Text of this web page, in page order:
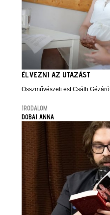
ÉLVEZNI AZ UTAZÁST
Összművészeti est Csáth Gézáról
IRODALOM
DOBAI ANNA